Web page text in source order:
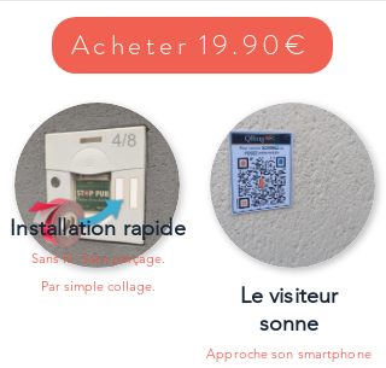
Acheter 19.90€
Le visiteur
sonne
Approche son smartphone
Installation rapide
Sans fil. Sans perçage.
Parsimple collage.